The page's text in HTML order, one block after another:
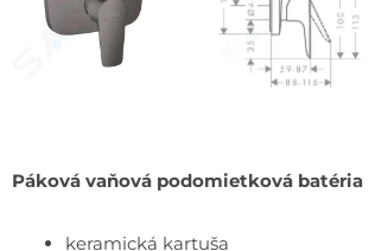
Páková vaňová podomietková batéria
keramická kartuša